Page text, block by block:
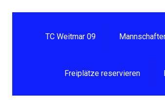
TC Weitmar 09
Freiplätze reservieren